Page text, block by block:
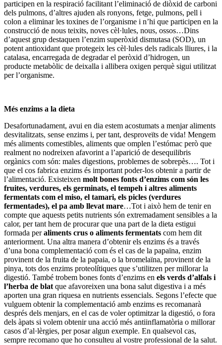
participen en la respiració facilitant l’eliminació de diòxid de carboni
dels pulmons, d’altres ajuden als ronyons, fetge, pulmons, pell i
colon a eliminar les toxines de l’organisme i n’hi que participen en la
construcció de nous teixits, noves cèl·lules, nous, ossos…Dins
d’aquest grup destaquen l’enzim superòxid dismutasa (SOD), un
potent antioxidant que protegeix les cèl·lules dels radicals lliures, i la
catalasa, encarregada de degradar el peròxid d’hidrogen, un
producte metabòlic de deixalla i allibera oxigen perquè sigui utilitzat
per l’organisme.
Més enzims a la dieta
Desafortunadament, avui en dia estem acostumats a menjar aliments
desvitalitzats, sense enzims i, per tant, desproveïts de vida! Mengem
més aliments comestibles, aliments que omplen l’estómac però que
realment no nodreixen afavorint a l’aparició de desequilibris
orgànics com són: males digestions, problemes de sobrepès…. Tot i
que el cos fabrica enzims és important poder-los obtenir a partir de
l’alimentació. Existeixen molt bones fonts d’enzims com són les
fruites, verdures, els germinats, el tempeh i altres aliments
fermentats com el miso, el tamari, els picles (verdures
fermentades), el pa amb llevat mare…Tot i això hem de tenir en
compte que aquests petits nutrients són extremadament sensibles a la
calor, per tant hem de procurar que una part de la dieta estigui
formada peraliments crus o aliments fermentats com hem dit
anteriorment. Una altra manera d’obtenir els enzims és a través
d’una bona complementació com és el cas de la papaïna, enzim
provinent de la fruita de la papaia, o la bromelaïna, provinent de la
pinya, tots dos enzims proteolítiques que s’utilitzen per millorar la
digestió. També trobem bones fonts d’enzims en els verds d’alfals i
l’herba de blat que afavoreixen una bona salut digestiva i a més
aporten una gran riquesa en nutrients essencials. Segons l’efecte que
vulguem obtenir la complementació amb enzims es recomanarà
després dels menjars, en el cas de voler optimitzar la digestió, o fora
dels àpats si volem obtenir una acció més antiinflamatòria o millorar
casos d’al·lèrgies, per posar algun exemple. En qualsevol cas,
sempre recomano que ho consulteu al vostre professional de la salut.